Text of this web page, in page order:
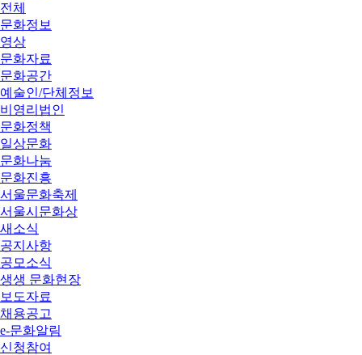
전체
문화정보
영상
문화자료
문화공간
예술인/단체정보
비영리법인
문화정책
일상문화
문화나눔
문화진흥
서울문화축제
서울시문화상
새소식
공지사항
공모소식
생생 문화현장
보도자료
채용공고
e-문화알림
신청참여